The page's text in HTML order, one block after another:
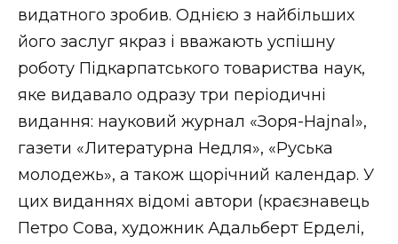
видатного зробив. Однією з найбільших
його заслуг якраз і вважають успішну
роботу Підкарпатського товариства наук,
яке видавало одразу три періодичні
видання: науковий журнал «Зоря-Hajnal»,
газети «Литературна Недѣля», «Руська
молодежь», а також щорічний календар. У
цих виданнях відомі автори (краєзнавець
Петро Сова, художник Адальберт Ерделі,